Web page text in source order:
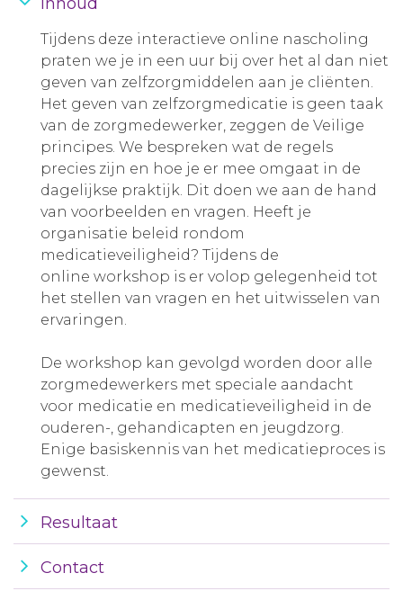
Tijdens deze interactieve online nascholing
praten we je in een uur bij over het al dan niet
geven van zelfzorgmiddelen aan je cliënten.
Het geven van zelfzorgmedicatie is geen taak
van de zorgmedewerker, zeggen de Veilige
principes. We bespreken wat de regels
precies zijn en hoe je er mee omgaat in de
dagelijkse praktijk. Dit doen we aan de hand
van voorbeelden en vragen. Heeft je
organisatie beleid rondom
medicatieveiligheid? Tijdens de
online workshop is er volop gelegenheid tot
het stellen van vragen en het uitwisselen van
ervaringen.
De workshop kan gevolgd worden door alle
zorgmedewerkers met speciale aandacht
voor medicatie en medicatieveiligheid in de
ouderen-, gehandicapten en jeugdzorg.
Enige basiskennis van het medicatieproces is
gewenst.
Resultaat
Contact